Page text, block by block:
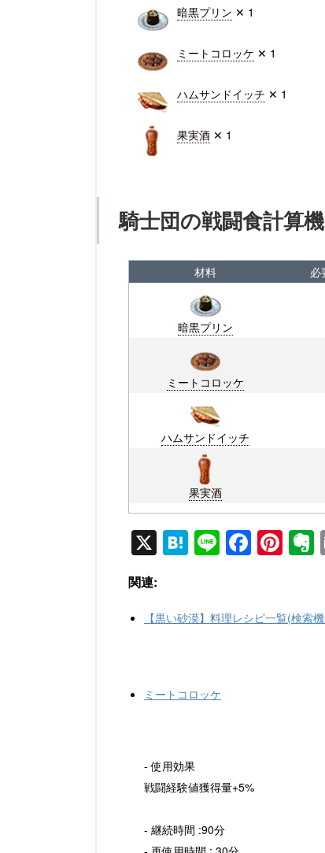
暗黒プリン ✕ 1
ミートコロッケ ✕ 1
ハムサンドイッチ ✕ 1
果実酒 ✕ 1
騎士団の戦闘食計算機
材料 必
暗黒プリン
ミートコロッケ
ハムサンドイッチ
果実酒
X H
at
n
Li
n
F
a
e
Pi
nt
e
関連:
【黒い砂漠】料理レシピ一覧(検索
ミートコロッケ
- 使用効果
戦闘経験値獲得量+5%
- 継続時間 :90分